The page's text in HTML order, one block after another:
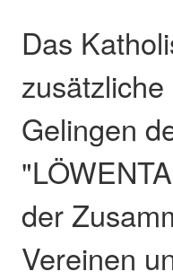
Das
Gelingen
der
Vereinen